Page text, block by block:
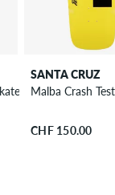
Deck
SANTA CRUZ
Malba Crash
CHF 150.00